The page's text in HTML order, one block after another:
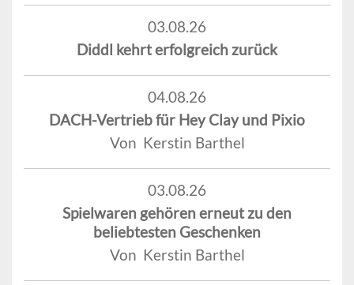
03.08.26
Diddl kehrt erfolgreich zurück
04.08.26
DACH-Vertrieb für Hey Clay und Pixio
Von Kerstin Barthel
03.08.26
Spielwaren gehören erneut zu den
beliebtesten Geschenken
Von Kerstin Barthel